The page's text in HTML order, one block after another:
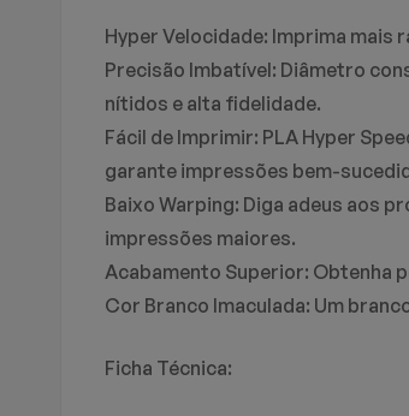
Hyper Velocidade: Imprima
Precisão Imbatível: Diâmetro
nítidos e alta fidelidade.
Fácil de Imprimir: PLA Hyper
garante impressões bem-
Baixo Warping: Diga adeus aos
impressões maiores.
Acabamento Superior: Obtenha
Cor Branco Imaculada: Um
Ficha Técnica: